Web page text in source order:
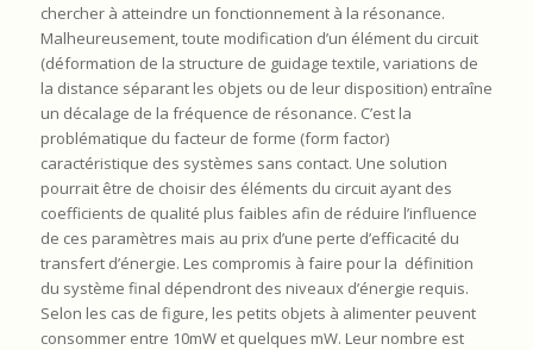
chercher à atteindre un fonctionnement à la résonance.
Malheureusement, toute modification d’un élément du circuit
(déformation de la structure de guidage textile, variations de
la distance séparant les objets ou de leur disposition) entraîne
un décalage de la fréquence de résonance. C’est la
problématique du facteur de forme (form factor)
caractéristique des systèmes sans contact. Une solution
pourrait être de choisir des éléments du circuit ayant des
coefficients de qualité plus faibles afin de réduire l’influence
de ces paramètres mais au prix d’une perte d’efficacité du
transfert d’énergie. Les compromis à faire pour la définition
du système final dépendront des niveaux d’énergie requis.
Selon les cas de figure, les petits objets à alimenter peuvent
consommer entre 10mW et quelques mW. Leur nombre est